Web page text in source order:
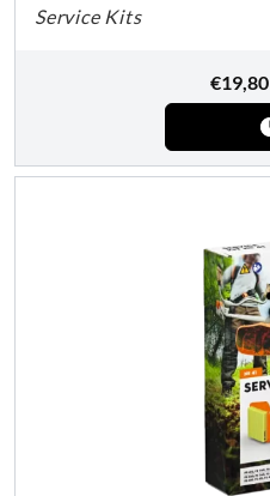
Service Kits
€19,80